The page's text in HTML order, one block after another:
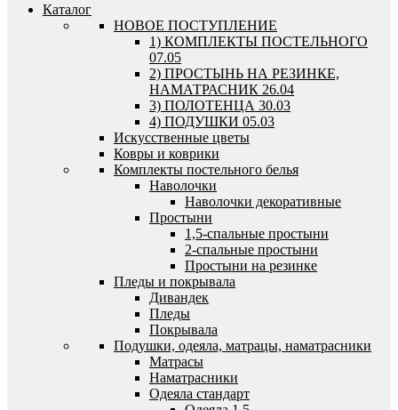
Каталог
HОВОЕ ПОСТУПЛЕНИЕ
1) КОМПЛЕКТЫ ПОСТЕЛЬНОГО
07.05
2) ПРОСТЫНЬ НА РЕЗИНКЕ,
НАМАТРАСНИК 26.04
3) ПОЛОТЕНЦА 30.03
4) ПОДУШКИ 05.03
Искусственные цветы
Ковры и коврики
Комплекты постельного белья
Наволочки
Наволочки декоративные
Простыни
1,5-спальные простыни
2-спальные простыни
Простыни на резинке
Пледы и покрывала
Дивандек
Пледы
Покрывала
Подушки, одеяла, матрацы, наматрасники
Матрасы
Наматрасники
Одеяла стандарт